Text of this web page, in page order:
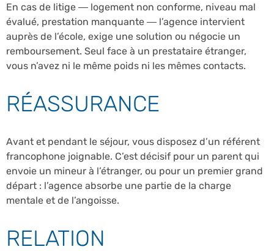
En cas de litige — logement non conforme, niveau mal
évalué, prestation manquante — l’agence intervient
auprès de l’école, exige une solution ou négocie un
remboursement. Seul face à un prestataire étranger,
vous n’avez ni le même poids ni les mêmes contacts.
RÉASSURANCE
Avant et pendant le séjour, vous disposez d’un référent
francophone joignable. C’est décisif pour un parent qui
envoie un mineur à l’étranger, ou pour un premier grand
départ : l’agence absorbe une partie de la charge
mentale et de l’angoisse.
RELATION